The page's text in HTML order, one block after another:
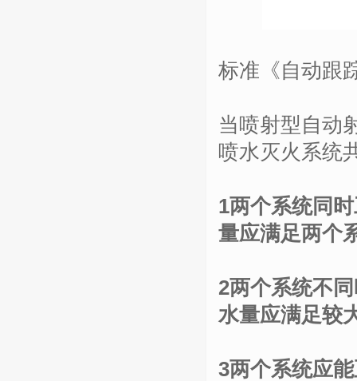
标准《自动跟
当喷射型自动
喷水灭火系统
1两个系统同
量应满足两个
2两个系统不
水量应满足较
3两个系统应